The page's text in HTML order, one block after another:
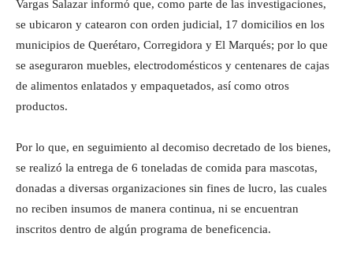
Vargas Salazar informó que, como parte de las investigaciones,
se ubicaron y catearon con orden judicial, 17 domicilios en los
municipios de Querétaro, Corregidora y El Marqués; por lo que
se aseguraron muebles, electrodomésticos y centenares de cajas
de alimentos enlatados y empaquetados, así como otros
productos.
Por lo que, en seguimiento al decomiso decretado de los bienes,
se realizó la entrega de 6 toneladas de comida para mascotas,
donadas a diversas organizaciones sin fines de lucro, las cuales
no reciben insumos de manera continua, ni se encuentran
inscritos dentro de algún programa de beneficencia.